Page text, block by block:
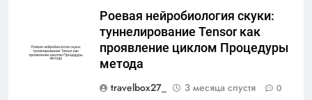
Роевая нейробиология скуки:
туннелирование Tensor как
проявление циклом Процедуры
метода
travelbox27_
3 месяца спустя 0